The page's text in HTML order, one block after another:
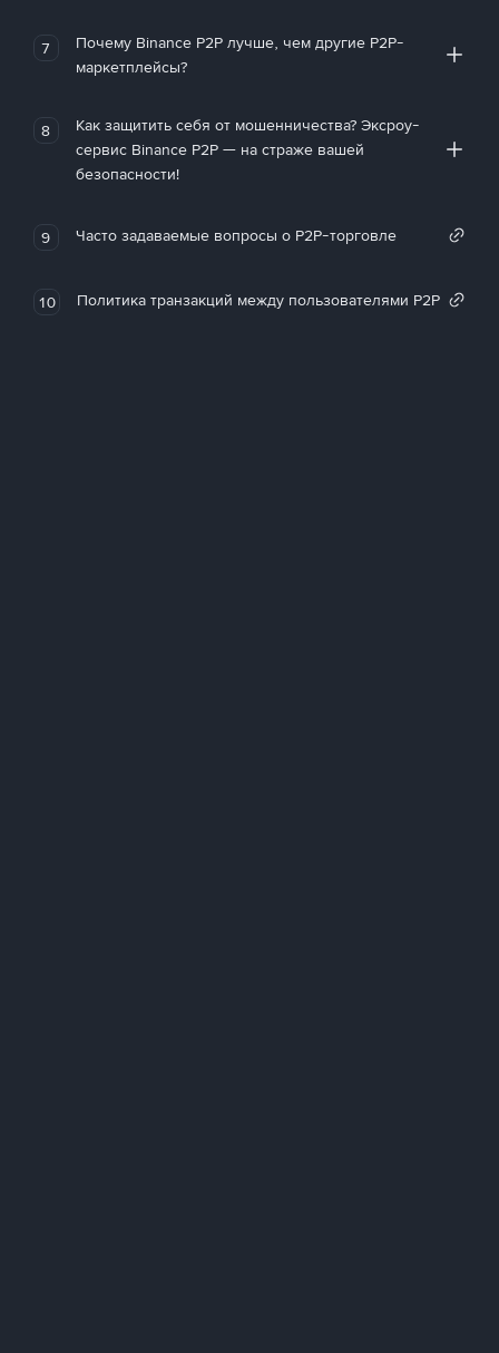
7
Почему Binance P2P лучше, чем другие P2P-
маркетплейсы?
8
Как защитить себя от мошенничества? Эксроу-
сервис Binance P2P — на страже вашей
безопасности!
9 Часто задаваемые вопросы о P2P-торговле
10 Политика транзакций между пользователями P2P